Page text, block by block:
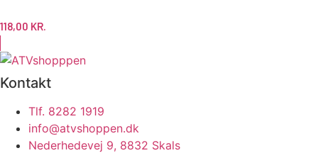
118,00 KR.
Kontakt
Tlf. 8282 1919
info@atvshoppen.dk
Nederhedevej 9, 8832 Skals